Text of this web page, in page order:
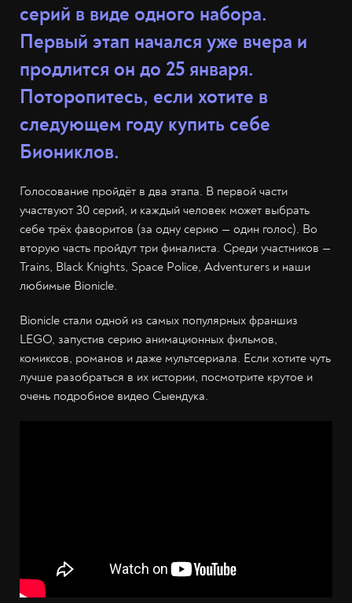
серий в виде одного набора.
Первый этап начался уже вчера и
продлится он до 25 января.
Поторопитесь, если хотите в
следующем году купить себе
Биониклов.
Голосование пройдёт в два этапа. В первой части
участвуют 30 серий, и каждый человек может выбрать
себе трёх фаворитов (за одну серию — один голос). Во
вторую часть пройдут три финалиста. Среди участников —
Trains, Black Knights, Space Police, Adventurers и наши
любимые Bionicle.
Bionicle стали одной из самых популярных франшиз
LEGO, запустив серию анимационных фильмов,
комиксов, романов и даже мультсериала. Если хотите чуть
лучше разобраться в их истории, посмотрите крутое и
очень подробное видео Сыендука.